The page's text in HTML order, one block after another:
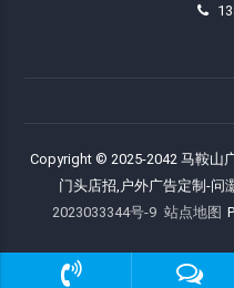
Copyright © 2025-2042 马鞍山
门头店招,户外广告定制-问
2023033344号-9 站点地图